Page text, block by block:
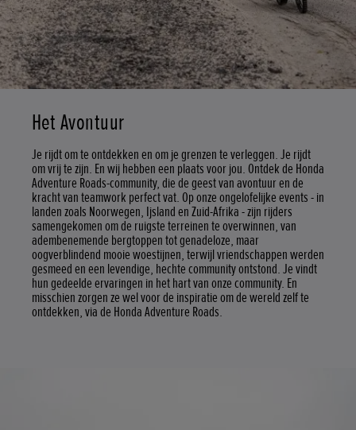
Het Avontuur
Je rijdt om te ontdekken en om je grenzen te verleggen. Je rijdt
om vrij te zijn. En wij hebben een plaats voor jou. Ontdek de Honda
Adventure Roads-community, die de geest van avontuur en de
kracht van teamwork perfect vat. Op onze ongelofelijke events - in
landen zoals Noorwegen, Ijsland en Zuid-Afrika - zijn rijders
samengekomen om de ruigste terreinen te overwinnen, van
adembenemende bergtoppen tot genadeloze, maar
oogverblindend mooie woestijnen, terwijl vriendschappen werden
gesmeed en een levendige, hechte community ontstond. Je vindt
hun gedeelde ervaringen in het hart van onze community. En
misschien zorgen ze wel voor de inspiratie om de wereld zelf te
ontdekken, via de Honda Adventure Roads.